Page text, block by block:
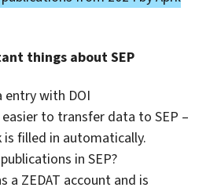
things about SEP
with DOI
to transfer data to SEP –
is filled in automatically.
in SEP?
a ZEDAT account and is